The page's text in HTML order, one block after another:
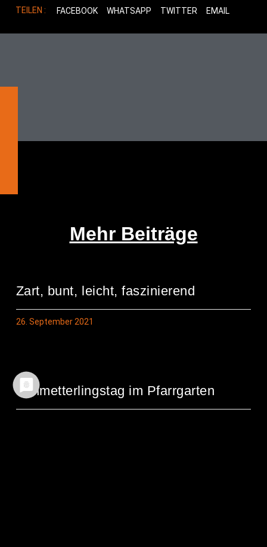
TEILEN : FACEBOOK WHATSAPP TWITTER EMAIL
Mehr Beiträge
Zart, bunt, leicht, faszinierend
26. September 2021
Schmet­ter­lings­tag im Pfarrgarten